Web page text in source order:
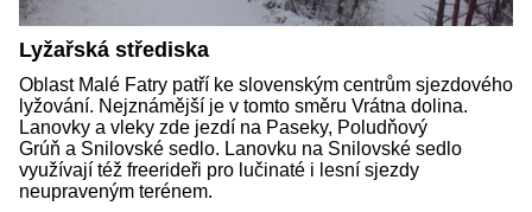
Lyžařská střediska
Oblast Malé Fatry patří ke slovenským centrům sjezdového
lyžování. Nejznámější je v tomto směru Vrátna dolina.
Lanovky a vleky zde jezdí na Paseky, Poludňový
Grúň a Snilovské sedlo. Lanovku na Snilovské sedlo
využívají též freerideři pro lučinaté i lesní sjezdy
neupraveným terénem.